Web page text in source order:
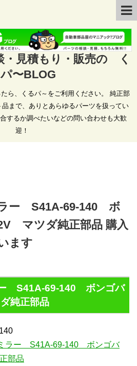
・見積もり・販売の く
〜BLOG
ら、くるパ～をご利用ください。 純正部
まで、ありとあらゆるパーツを扱ってい
するか調べたいなどの問い合わせも大歓
迎！
ー S41A-69-140 ボ
マツダ純正部品 購入
ます
ー S41A-69-140 ボンゴバ
純正部品
ラー S41A-69-140 ボンゴバ
部品